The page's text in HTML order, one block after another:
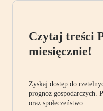
Czytaj treści
miesięcznie!
Zyskaj dostęp do
prognoz gospodarczych.
oraz społeczeństwo.